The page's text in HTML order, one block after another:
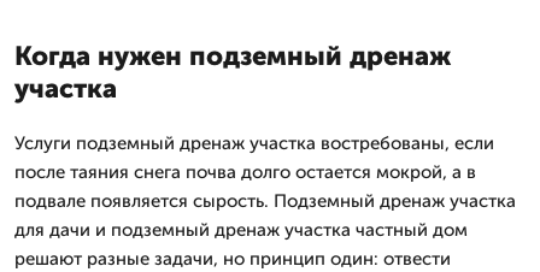
Когда нужен подземный дренаж
участка
Услуги подземный дренаж участка востребованы, если
после таяния снега почва долго остается мокрой, а в
подвале появляется сырость. Подземный дренаж участка
для дачи и подземный дренаж участка частный дом
решают разные задачи, но принцип один: отвести